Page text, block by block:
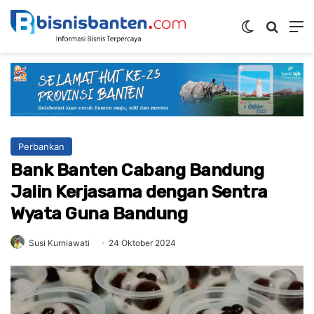
Switch skin
Perbankan
Bank Banten Cabang Bandung
Jalin Kerjasama dengan Sentra
Wyata Guna Bandung
Susi Kurniawati 24 Oktober 2024